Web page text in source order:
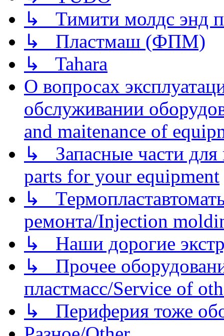
↳ Тимити молдс энд
↳ Пластмаш (ФПМ)
↳ Tahara
О вопросах
обслуживании
and maitenance of
↳ Запасные части для
parts for your equipment
↳
ремонта/Injection
↳ Наши дорогие
↳ Прочее
пластмасс/Service of
↳ Периферия тоже